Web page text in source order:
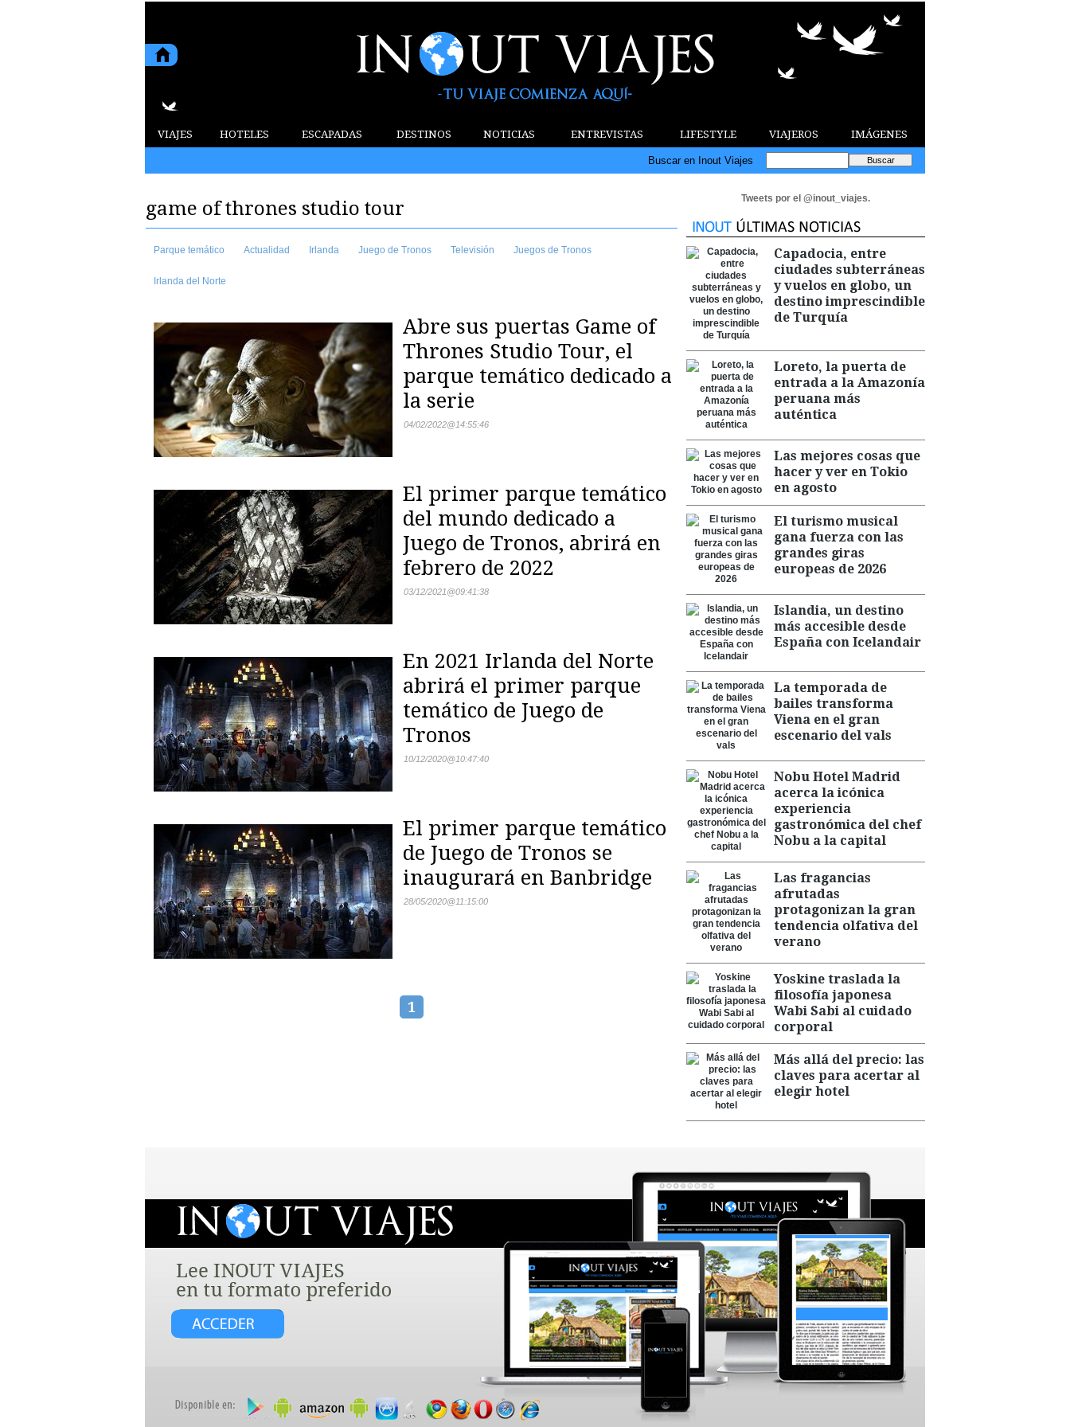
VIAJES HOTELES ESCAPADAS DESTINOS NOTICIAS ENTREVISTAS LIFESTYLE VIAJEROS IMÁGENES
Buscar en Inout Viajes
game of thrones studio tour
Parque temático Actualidad Irlanda Juego de Tronos Televisión Juegos de Tronos
Irlanda del Norte
Abre sus puertas Game of
Thrones Studio Tour, el
parque temático dedicado a
la serie
04/02/2022@14:55:46
El primer parque temático
del mundo dedicado a
Juego de Tronos, abrirá en
febrero de 2022
03/12/2021@09:41:38
En 2021 Irlanda del Norte
abrirá el primer parque
temático de Juego de
Tronos
10/12/2020@10:47:40
El primer parque temático
de Juego de Tronos se
inaugurará en Banbridge
28/05/2020@11:15:00
1
Tweets por el @inout_viajes.
Capadocia, entre
ciudades subterráneas
y vuelos en globo, un
destino imprescindible
de Turquía
Loreto, la puerta de
entrada a la Amazonía
peruana más
auténtica
Las mejores cosas que
hacer y ver en Tokio
en agosto
El turismo musical
gana fuerza con las
grandes giras
europeas de 2026
Islandia, un destino
más accesible desde
España con Icelandair
La temporada de
bailes transforma
Viena en el gran
escenario del vals
Nobu Hotel Madrid
acerca la icónica
experiencia
gastronómica del chef
Nobu a la capital
Las fragancias
afrutadas
protagonizan la gran
tendencia olfativa del
verano
Yoskine traslada la
filosofía japonesa
Wabi Sabi al cuidado
corporal
Más allá del precio: las
claves para acertar al
elegir hotel